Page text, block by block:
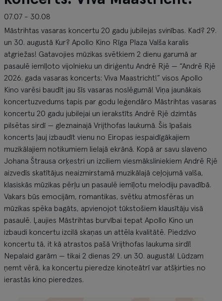
07.07 - 30.08
Māstrihtas vasaras koncertu 20 gadu jubilejas svinības. Kad? 29.
un 30. augustā Kur? Apollo Kino Rīga Plaza Valša karalis
atgriežas! Gatavojies mūzikas svētkiem 2 dienu garumā ar
pasaulē iemīļoto vijolnieku un diriģentu Andrē Rjē — “Andrē Rjē
2026. gada vasaras koncerts: Viva Maastricht!” visos Apollo
Kino varēsi baudīt jau šīs vasaras noslēgumā! Viņa jaunākais
koncertuzvedums tapis par godu leģendāro Māstrihtas vasaras
koncertu 20 gadu jubilejai un ierakstīts Andrē Rjē dzimtās
pilsētas sirdī — gleznainajā Vrijthofas laukumā. Šis īpašais
koncerts ļauj izbaudīt vienu no Eiropas iespaidīgākajiem
muzikālajiem notikumiem lielajā ekrānā. Kopā ar savu slaveno
Johana Štrausa orķestri un izciliem viesmāksliniekiem Andrē Rjē
aizvedīs skatītājus neaizmirstamā muzikālajā ceļojumā valša,
klasiskās mūzikas pērļu un pasaulē iemīļotu melodiju pavadībā.
Vakars būs emocijām, romantikas, svētku atmosfēras un
mūzikas spēka bagāts, apvienojot tūkstošiem klausītāju visā
pasaulē. Ļaujies Māstrihtas burvībai tepat Apollo Kino un
izbaudi koncertu izcilā skaņas un attēla kvalitātē. Piedzīvo
koncertu tā, it kā atrastos pašā Vrijthofas laukuma sirdī!
Nepalaid garām — tikai 2 dienas 29. un 30. augustā! Lūdzam
ņemt vērā, ka koncertu pieredze kinoteātrī var atšķirties no
ierastās kino pieredzes.